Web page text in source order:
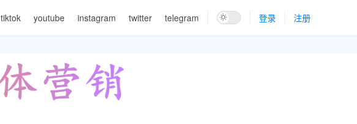
tiktok youtube instagram twitter telegram 登录 注册